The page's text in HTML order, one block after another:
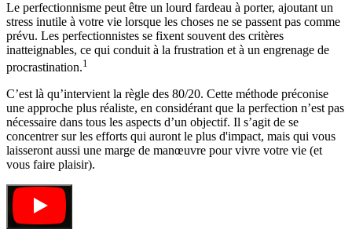
Le perfectionnisme peut être un lourd fardeau à porter, ajoutant un
stress inutile à votre vie lorsque les choses ne se passent pas comme
prévu. Les perfectionnistes se fixent souvent des critères
inatteignables, ce qui conduit à la frustration et à un engrenage de
procrastination.1
C’est là qu’intervient la règle des 80/20. Cette méthode préconise
une approche plus réaliste, en considérant que la perfection n’est pas
nécessaire dans tous les aspects d’un objectif. Il s’agit de se
concentrer sur les efforts qui auront le plus d'impact, mais qui vous
laisseront aussi une marge de manœuvre pour vivre votre vie (et
vous faire plaisir).